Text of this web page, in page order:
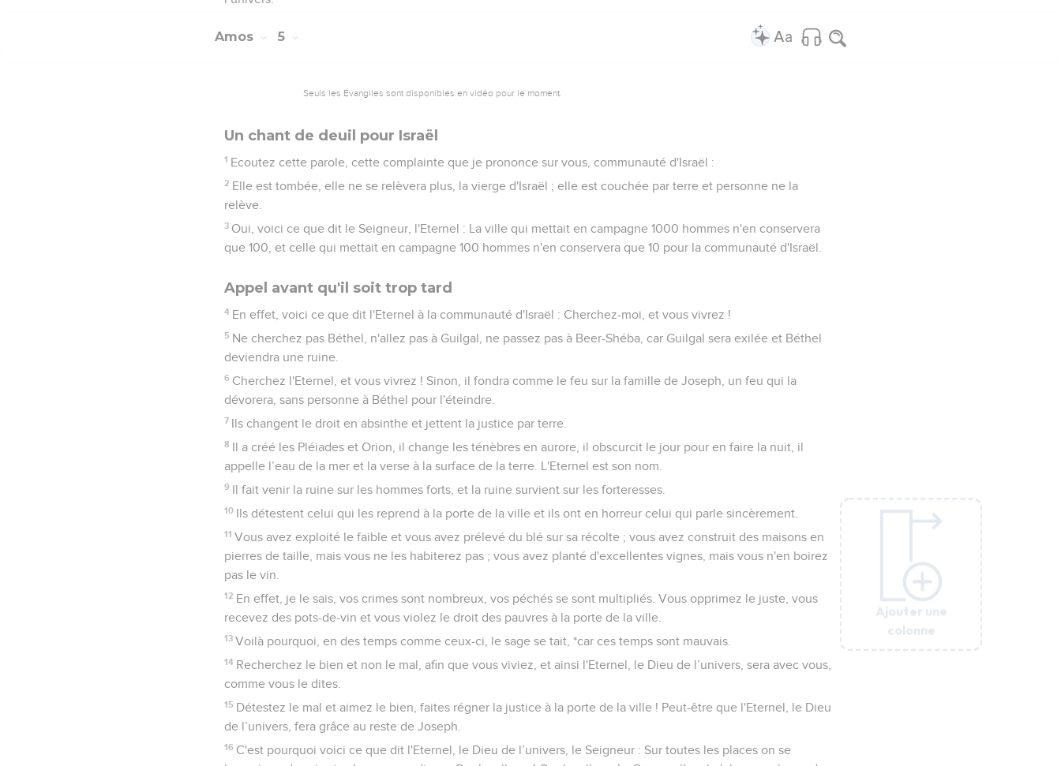
Ajouter une
colonne
Ajouter une
colonne
Amos 5
Seuls les Évangiles sont disponibles en vidéo pour le moment.
Un chant de deuil pour Israël
1 Ecoutez cette parole, cette complainte que je prononce sur vous, communauté d'Israël :
2 Elle est tombée, elle ne se relèvera plus, la vierge d'Israël ; elle est couchée par terre et personne ne la
relève.
3 Oui, voici ce que dit le Seigneur, l'Eternel : La ville qui mettait en campagne 1000 hommes n'en conservera
que 100, et celle qui mettait en campagne 100 hommes n'en conservera que 10 pour la communauté d'Israël.
Appel avant qu'il soit trop tard
4 En effet, voici ce que dit l'Eternel à la communauté d'Israël : Cherchez-moi, et vous vivrez !
5 Ne cherchez pas Béthel, n'allez pas à Guilgal, ne passez pas à Beer-Shéba, car Guilgal sera exilée et Béthel
deviendra une ruine.
6 Cherchez l'Eternel, et vous vivrez ! Sinon, il fondra comme le feu sur la famille de Joseph, un feu qui la
dévorera, sans personne à Béthel pour l'éteindre.
7 Ils changent le droit en absinthe et jettent la justice par terre.
8 Il a créé les Pléiades et Orion, il change les ténèbres en aurore, il obscurcit le jour pour en faire la nuit, il
appelle l’eau de la mer et la verse à la surface de la terre. L'Eternel est son nom.
9 Il fait venir la ruine sur les hommes forts, et la ruine survient sur les forteresses.
10 Ils détestent celui qui les reprend à la porte de la ville et ils ont en horreur celui qui parle sincèrement.
11 Vous avez exploité le faible et vous avez prélevé du blé sur sa récolte ; vous avez construit des maisons en
pierres de taille, mais vous ne les habiterez pas ; vous avez planté d'excellentes vignes, mais vous n'en boirez
pas le vin.
12 En effet, je le sais, vos crimes sont nombreux, vos péchés se sont multipliés. Vous opprimez le juste, vous
recevez des pots-de-vin et vous violez le droit des pauvres à la porte de la ville.
13 Voilà pourquoi, en des temps comme ceux-ci, le sage se tait, *car ces temps sont mauvais.
14 Recherchez le bien et non le mal, afin que vous viviez, et ainsi l'Eternel, le Dieu de l’univers, sera avec vous,
comme vous le dites.
15 Détestez le mal et aimez le bien, faites régner la justice à la porte de la ville ! Peut-être que l'Eternel, le Dieu
de l’univers, fera grâce au reste de Joseph.
16 C'est pourquoi voici ce que dit l'Eternel, le Dieu de l’univers, le Seigneur : Sur toutes les places on se
Ajouter une
colonne
Ajouter une
colonne
Ajouter une
colonne
Ajouter une
colonne
Ajouter une
colonne